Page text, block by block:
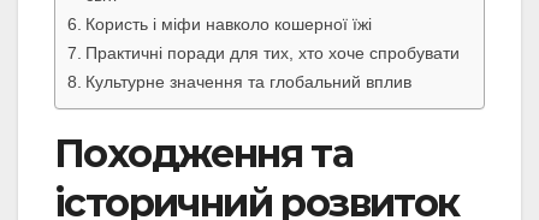
Користь і міфи навколо кошерної їжі
Практичні поради для тих, хто хоче спробувати
Культурне значення та глобальний вплив
Походження та
історичний розвиток